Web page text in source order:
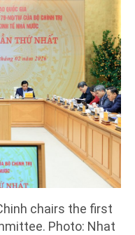
chairs the first
Photo: Nhat